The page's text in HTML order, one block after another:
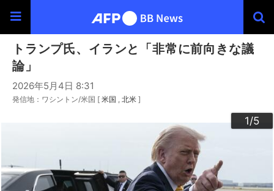
トランプ氏、イランと「非常に前向きな議
論」
2026年5月4日 8:31
発信地：ワシントン/米国 [ 米国 北米 ]
1/5
2/5
3/5
4/5
5/5